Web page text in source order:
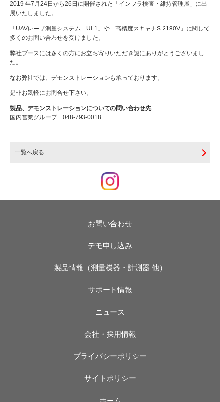
2019 年7月24日から26日に開催された「インフラ検査・維持管理展」に出
展いたしました。
「UAVレーザ測量システム Ul-1」や「高精度スキャナS-3180V」に関して
多くのお問い合わせを受けました。
弊社ブースには多くの方にお立ち寄りいただき誠にありがとうございまし
た。
なお弊社では、デモンストレーションも承っております。
是非お気軽にお問合せ下さい。
製品、デモンストレーションについての問い合わせ先
国内営業グループ 048-793-0018
一覧へ戻る
お問い合わせ
デモ申し込み
製品情報（測量機器・計測器 他）
サポート情報
ニュース
会社・採用情報
プライバシーポリシー
サイトポリシー